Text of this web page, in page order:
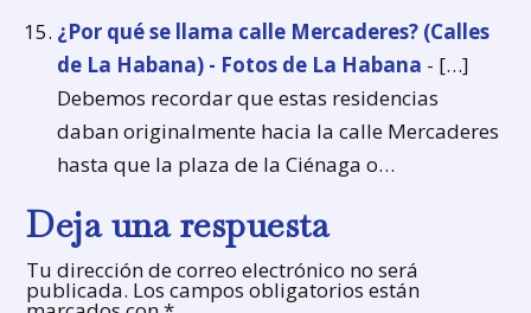
¿Por qué se llama calle Mercaderes? (Calles
de La Habana) - Fotos de La Habana - […]
Debemos recordar que estas residencias
daban originalmente hacia la calle Mercaderes
hasta que la plaza de la Ciénaga o…
Deja una respuesta
Tu dirección de correo electrónico no será
publicada. Los campos obligatorios están